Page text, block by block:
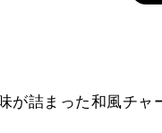
が詰まった和風チャ